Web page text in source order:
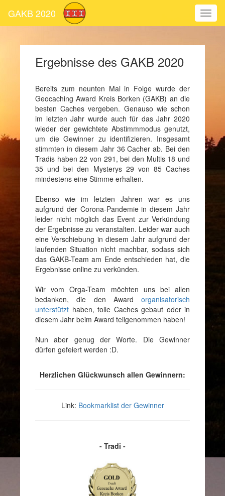
GAKB 2020
Ergebnisse des GAKB 2020
Bereits zum neunten Mal in Folge wurde der
Geocaching Award Kreis Borken (GAKB) an die
besten Caches vergeben. Genauso wie schon
im letzten Jahr wurde auch für das Jahr 2020
wieder der gewichtete Abstimmmodus genutzt,
um die Gewinner zu identifizieren. Insgesamt
stimmten in diesem Jahr 36 Cacher ab. Bei den
Tradis haben 22 von 291, bei den Multis 18 und
35 und bei den Mysterys 29 von 85 Caches
mindestens eine Stimme erhalten.
Ebenso wie im letzten Jahren war es uns
aufgrund der Corona-Pandemie in diesem Jahr
leider nicht möglich das Event zur Verkündung
der Ergebnisse zu veranstalten. Leider war auch
eine Verschiebung in diesem Jahr aufgrund der
laufenden Situation nicht machbar, sodass sich
das GAKB-Team am Ende entschieden hat, die
Ergebnisse online zu verkünden.
Wir vom Orga-Team möchten uns bei allen
bedanken, die den Award organisatorisch
unterstützt haben, tolle Caches gebaut oder in
diesem Jahr beim Award teilgenommen haben!
Nun aber genug der Worte. Die Gewinner
dürfen gefeiert werden :D.
Herzlichen Glückwunsch allen Gewinnern:
Link: Bookmarklist der Gewinner
- Tradi -